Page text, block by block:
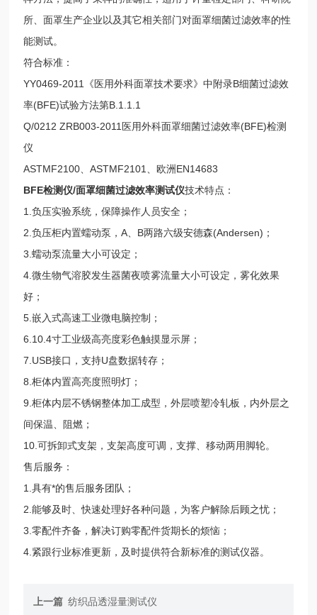
所、面罩生产企业以及其它相关部门对面罩细菌过滤效率的性
能测试。
符合标准：
YY0469-2011《医用外科面罩技术要求》中附录B细菌过滤效
率(BFE)试验方法第B.1.1.1
Q/0212 ZRB003-2011医用外科面罩细菌过滤效率(BFE)检测
仪
ASTMF2100、ASTMF2101、欧洲EN14683
BFE检测仪/面罩细菌过滤效率测试仪技术特点：
1.负压实验系统，保障操作人员安全；
2.负压柜内置蠕动泵，A、B两路六级安德森(Andersen)；
3.蠕动泵流量大小可设定；
4.微生物气溶胶发生器菌夜喷雾流量大小可设定，雾化效果
好；
5.嵌入式高速工业微电脑控制；
6.10.4寸工业级高亮度彩色触摸显示屏；
7.USB接口，支持U盘数据转存；
8.柜体内置高亮度照明灯；
9.柜体内层不锈钢整体加工成型，外层喷塑冷轧板，内外层之
间保温、阻燃；
10.可拆卸式支架，支架高度可调，支撑、移动两用脚轮。
售后服务：
1.具有*的售后服务团队；
2.能够及时、快速处理好各种问题，为客户解除后顾之忧；
3.零配件齐备，解决订购零配件货期长的烦恼；
4.紧跟行业标准更新，及时提供符合新标准的测试仪器。
上一篇 纺织品透湿量测试仪